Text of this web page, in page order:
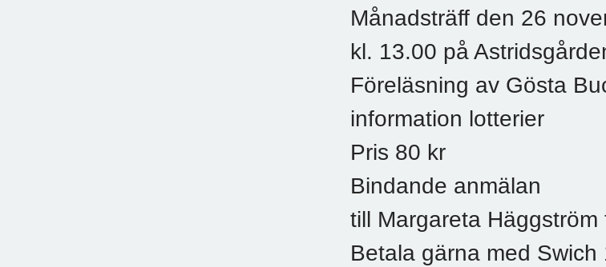
Månadsträff den 26
kl. 13.00 på
Föreläsning av Gösta
information lotterier
Pris 80 kr
Bindande anmälan
till Margareta
Betala gärna med Swich